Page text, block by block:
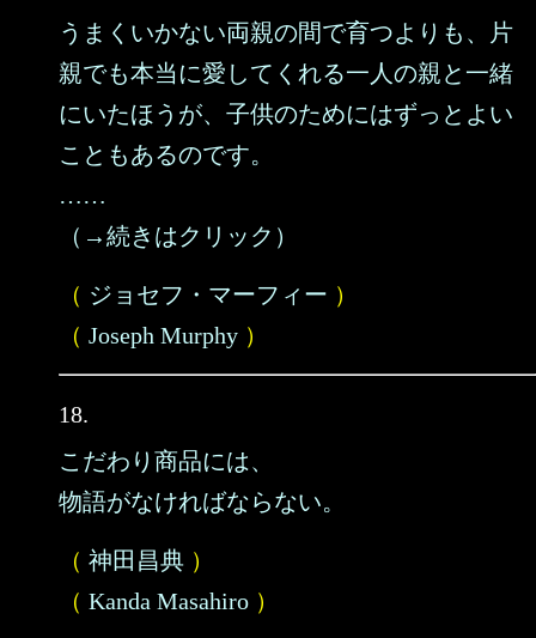
うまくいかない両親の間で育つよりも、片
親でも本当に愛してくれる一人の親と一緒
にいたほうが、子供のためにはずっとよい
こともあるのです。
……
（→続きはクリック）
（ ジョセフ・マーフィー ）
（ Joseph Murphy ）
18.
こだわり商品には、
物語がなければならない。
（ 神田昌典 ）
（ Kanda Masahiro ）